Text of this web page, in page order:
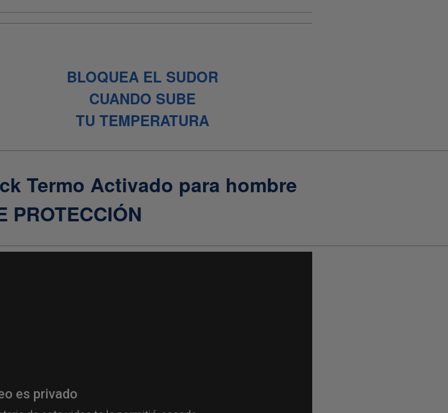
BLOQUEA EL SUDOR
CUANDO SUBE
TU TEMPERATURA
Termo Activado para hombre
PROTECCIÓN